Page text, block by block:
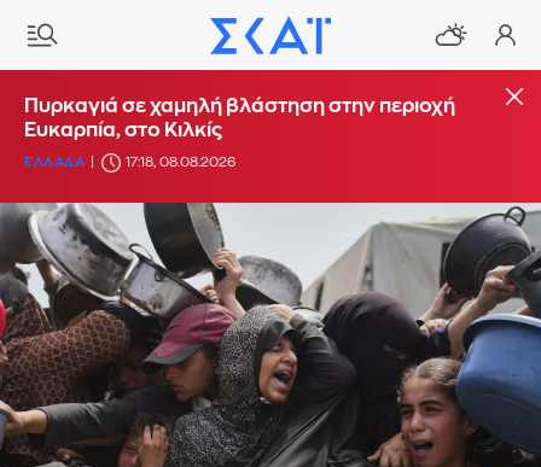
Πυρκαγιά σε χαμηλή βλάστηση στην περιοχή
Ευκαρπία, στο Κιλκίς
ΕΛΛΑΔΑ 17:18, 08.08.2026